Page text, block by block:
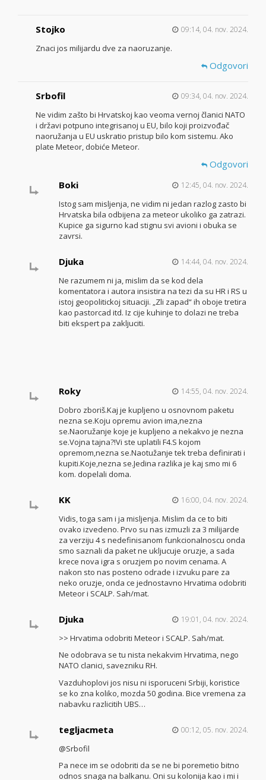
Stojko 09:14, 04. nov. 2024.
Znaci jos milijardu dve za naoruzanje.
Odgovori
Srbofil 09:34, 04. nov. 2024.
Ne vidim zašto bi Hrvatskoj kao veoma vernoj članici NATO
i državi potpuno integrisanoj u EU, bilo koji proizvođač
naoružanja u EU uskratio pristup bilo kom sistemu. Ako
plate Meteor, dobiće Meteor.
Odgovori
Boki
12:45, 04. nov. 2024.
Istog sam misljenja, ne vidim ni jedan razlog zasto bi
Hrvatska bila odbijena za meteor ukoliko ga zatrazi.
Kupice ga sigurno kad stignu svi avioni i obuka se
zavrsi.
Djuka 14:44, 04. nov. 2024.
Ne razumem ni ja, mislim da se kod dela
komentatora i autora insistira na tezi da su HR i RS u
istoj geopolitickoj situaciji. „Zli zapad“ ih oboje tretira
kao pastorcad itd. Iz cije kuhinje to dolazi ne treba
biti ekspert pa zakljuciti.
Roky 14:55, 04. nov. 2024.
Dobro zboriš.Kaj je kupljeno u osnovnom paketu
nezna se.Koju opremu avion ima,nezna
se.Naoružanje koje je kupljeno a nekakvo je nezna
se.Vojna tajna?!Vi ste uplatili F4.S kojom
opremom,nezna se.Naotužanje tek treba definirati i
kupiti.Koje,nezna se.Jedina razlika je kaj smo mi 6
kom. dopelali doma.
KK 16:00, 04. nov. 2024.
Vidis, toga sam i ja misljenja. Mislim da ce to biti
ovako izvedeno. Prvo su nas izmuzli za 3 milijarde
za verziju 4 s nedefinisanom funkcionalnoscu onda
smo saznali da paket ne ukljucuje oruzje, a sada
krece nova igra s oruzjem po novim cenama. A
nakon sto nas posteno odrade i izvuku pare za
neko oruzje, onda ce jednostavno Hrvatima odobriti
Meteor i SCALP. Sah/mat.
Djuka 19:01, 04. nov. 2024.
>> Hrvatima odobriti Meteor i SCALP. Sah/mat.
Ne odobrava se tu nista nekakvim Hrvatima, nego
NATO clanici, savezniku RH.
Vazduhoplovi jos nisu ni isporuceni Srbiji, koristice
se ko zna koliko, mozda 50 godina. Bice vremena za
nabavku razlicitih UBS…
tegljacmeta 00:12, 05. nov. 2024.
@Srbofil
Pa nece im se odobriti da se ne bi poremetio bitno
odnos snaga na balkanu. Oni su kolonija kao i mi i